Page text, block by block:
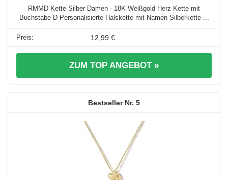
RMMD Kette Silber Damen - 18K Weißgold Herz Kette mit
Buchstabe D Personalisierte Halskette mit Namen Silberkette ...
12,99 €
ZUM TOP ANGEBOT »
5